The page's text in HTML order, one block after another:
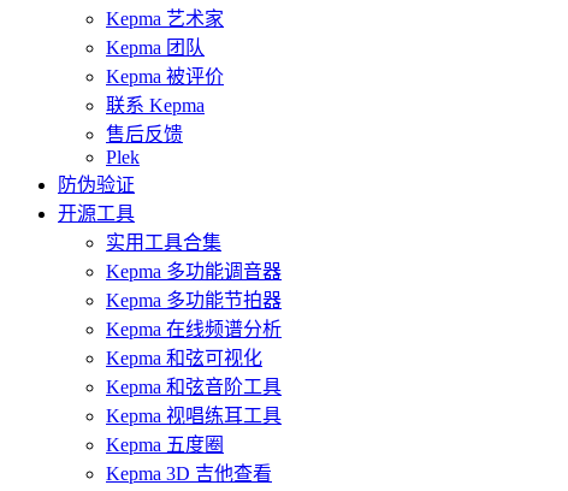
Kepma 艺术家
Kepma 团队
Kepma 被评价
联系 Kepma
售后反馈
Plek
防伪验证
开源工具
实用工具合集
Kepma 多功能调音器
Kepma 多功能节拍器
Kepma 在线频谱分析
Kepma 和弦可视化
Kepma 和弦音阶工具
Kepma 视唱练耳工具
Kepma 五度圈
Kepma 3D 吉他查看